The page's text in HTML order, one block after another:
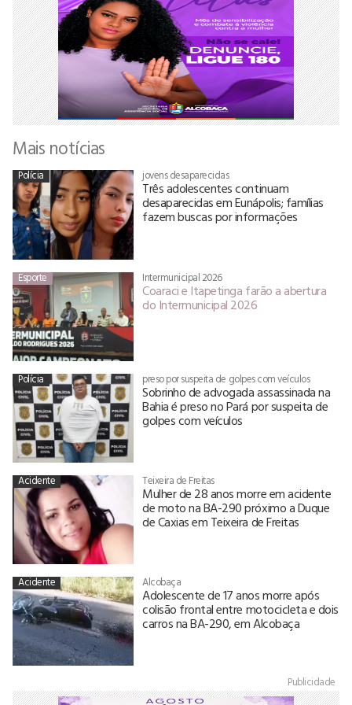
Mais notícias
Polícia jovens desaparecidas
Três adolescentes continuam
desaparecidas em Eunápolis; famílias
fazem buscas por informações
Esporte Intermunicipal 2026
Coaraci e Itapetinga farão a abertura
do Intermunicipal 2026
Polícia preso por suspeita de golpes com veículos
Sobrinho de advogada assassinada na
Bahia é preso no Pará por suspeita de
golpes com veículos
Acidente Teixeira de Freitas
Mulher de 28 anos morre em acidente
de moto na BA-290 próximo a Duque
de Caxias em Teixeira de Freitas
Acidente Alcobaça
Adolescente de 17 anos morre após
colisão frontal entre motocicleta e dois
carros na BA-290, em Alcobaça
Publicidade